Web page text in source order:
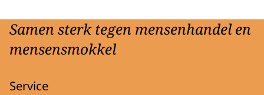
Samen sterk tegen mensenhandel en
mensensmokkel
Service